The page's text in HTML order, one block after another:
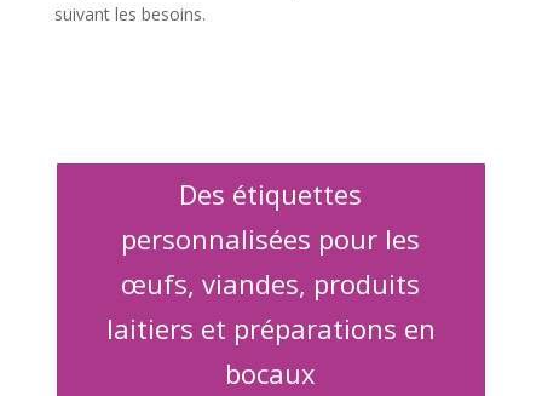
suivant les besoins.
Des étiquettes
personnalisées pour les
œufs, viandes, produits
laitiers et préparations en
bocaux